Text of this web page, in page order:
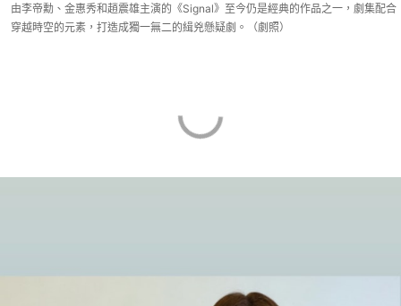
由李帝勳、金惠秀和趙震雄主演的《Signal》至今仍是經典的作品之一，劇集配合
穿越時空的元素，打造成獨一無二的緝兇懸疑劇。（劇照）